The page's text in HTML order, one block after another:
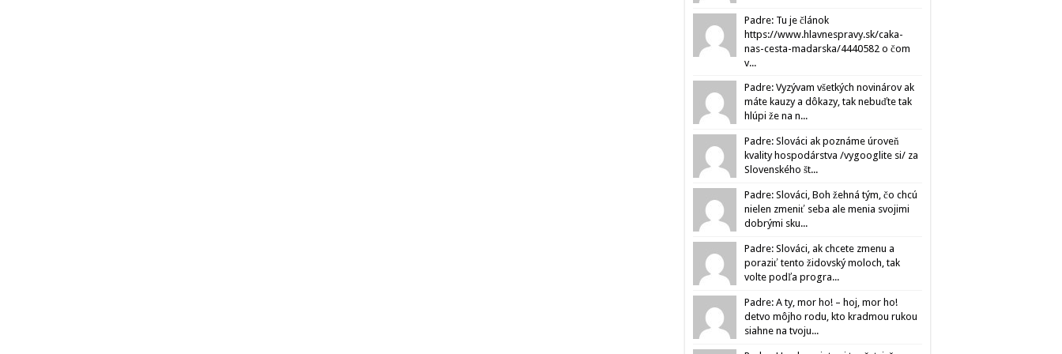
Padre: Tu je článok
https://www.hlavnespravy.sk/caka-
nas-cesta-madarska/4440582 o čom
v...
Padre: Vyzývam všetkých novinárov ak
máte kauzy a dôkazy, tak nebuďte tak
hlúpi že na n...
Padre: Slováci ak poznáme úroveň
kvality hospodárstva /vygooglite si/ za
Slovenského št...
Padre: Slováci, Boh žehná tým, čo chcú
nielen zmeniť seba ale menia svojimi
dobrými sku...
Padre: Slováci, ak chcete zmenu a
poraziť tento židovský moloch, tak
volte podľa progra...
Padre: A ty, mor ho! – hoj, mor ho!
detvo môjho rodu, kto kradmou rukou
siahne na tvoju...